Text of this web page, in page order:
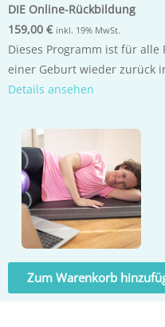
DIE Online-Rückbildung
159,00 € inkl. 19% MwSt.
Dieses Programm ist für
einer Geburt wieder zurück
Details ansehen
Zum Warenkorb